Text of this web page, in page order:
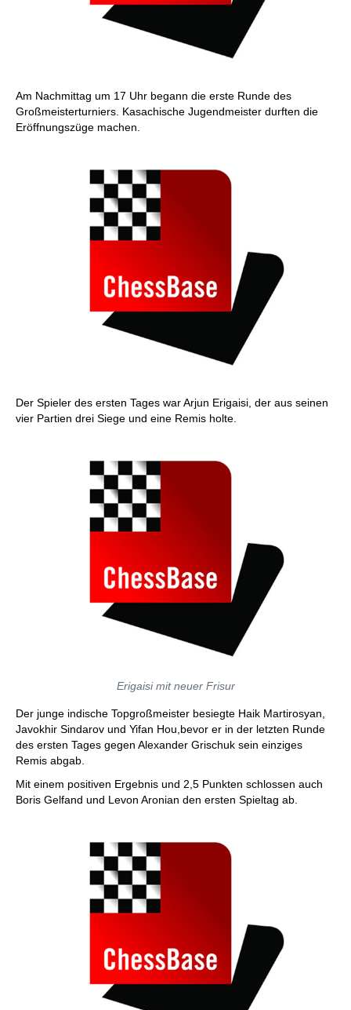
Am Nachmittag um 17 Uhr begann die erste Runde des
Großmeisterturniers. Kasachische Jugendmeister durften die
Eröffnungszüge machen.
Der Spieler des ersten Tages war Arjun Erigaisi, der aus seinen
vier Partien drei Siege und eine Remis holte.
Erigaisi mit neuer Frisur
Der junge indische Topgroßmeister besiegte Haik Martirosyan,
Javokhir Sindarov und Yifan Hou,bevor er in der letzten Runde
des ersten Tages gegen Alexander Grischuk sein einziges
Remis abgab.
Mit einem positiven Ergebnis und 2,5 Punkten schlossen auch
Boris Gelfand und Levon Aronian den ersten Spieltag ab.